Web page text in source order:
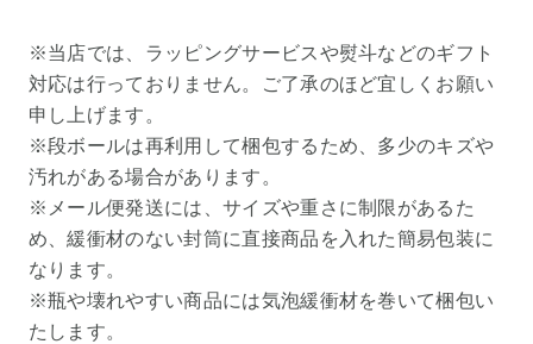
※当店では、ラッピングサービスや熨斗などのギフト
対応は行っておりません。ご了承のほど宜しくお願い
申し上げます。
※段ボールは再利用して梱包するため、多少のキズや
汚れがある場合があります。
※メール便発送には、サイズや重さに制限があるた
め、緩衝材のない封筒に直接商品を入れた簡易包装に
なります。
※瓶や壊れやすい商品には気泡緩衝材を巻いて梱包い
たします。